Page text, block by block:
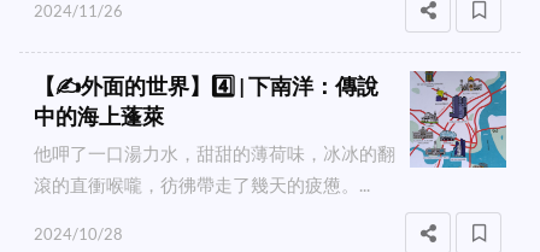
2024/11/26
【✍️外面的世界】4️⃣ | 下南洋：傳說
中的海上蓬萊
他呷了一口湯力水，甜甜的薄荷味，冰冰的翻
滾的直衝喉嚨，彷彿帶走了幾天的疲憊。...
2024/10/28